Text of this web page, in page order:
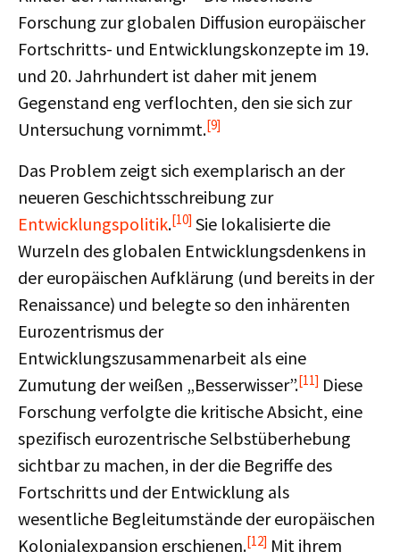
Forschung zur globalen Diffusion europäischer
Fortschritts- und Entwicklungskonzepte im 19.
und 20. Jahrhundert ist daher mit jenem
Gegenstand eng verflochten, den sie sich zur
Untersuchung vornimmt.[9]
Das Problem zeigt sich exemplarisch an der
neueren Geschichtsschreibung zur
Entwicklungspolitik.[10] Sie lokalisierte die
Wurzeln des globalen Entwicklungsdenkens in
der europäischen Aufklärung (und bereits in der
Renaissance) und belegte so den inhärenten
Eurozentrismus der
Entwicklungszusammenarbeit als eine
Zumutung der weißen „Besserwisser”.[11] Diese
Forschung verfolgte die kritische Absicht, eine
spezifisch eurozentrische Selbstüberhebung
sichtbar zu machen, in der die Begriffe des
Fortschritts und der Entwicklung als
wesentliche Begleitumstände der europäischen
Kolonialexpansion erschienen.[12] Mit ihrem